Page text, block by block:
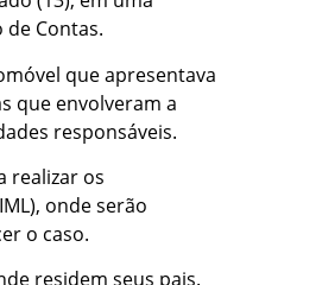
Contas.
que apresentava
que envolveram a
responsáveis.
realizar os
onde serão
o caso.
residem seus pais.